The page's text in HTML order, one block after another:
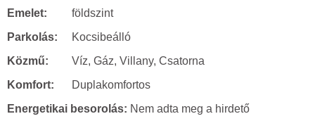
Emelet:
földszint
Parkolás:
Kocsibeálló
Közmű:
Víz, Gáz, Villany, Csatorna
Komfort:
Duplakomfortos
Energetikai besorolás: Nem adta meg a hirdető